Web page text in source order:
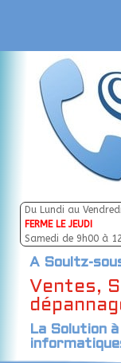
Du Lundi au
FERME LE JEUDI
Samedi de 9h00 à
A Soultz-
Ventes,
La Solution